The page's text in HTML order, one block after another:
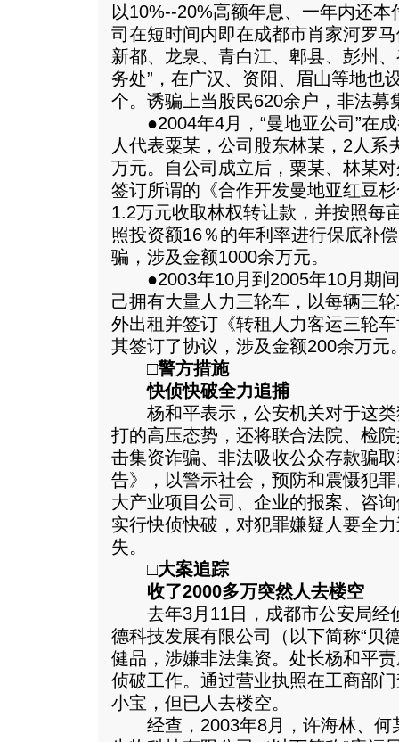
以10%--20%高额年息、一年内还
司在短时间内即在成都市肖家河罗
新都、龙泉、青白江、郫县、彭州
务处”，在广汉、资阳、眉山等地也
个。诱骗上当股民620余户，非法募
●2004年4月，“曼地亚公司”在成
人代表粟某，公司股东林某，2人系
万元。自公司成立后，粟某、林某
签订所谓的《合作开发曼地亚红豆
1.2万元收取林权转让款，并按照每
照投资额16％的年利率进行保底补
骗，涉及金额1000余万元。
●2003年10月到2005年10月期间
己拥有大量人力三轮车，以每辆三
外出租并签订《转租人力客运三轮
其签订了协议，涉及金额200余万元
□警方措施
快侦快破全力追捕
杨和平表示，公安机关对于这类
打的高压态势，还将联合法院、检
击集资诈骗、非法吸收公众存款骗
告》，以警示社会，预防和震慑犯
大产业项目公司、企业的报案、咨
实行快侦快破，对犯罪嫌疑人要全
失。
□大案追踪
收了2000多万突然人去楼空
去年3月11日，成都市公安局经
德科技发展有限公司（以下简称“贝
健品，涉嫌非法集资。处长杨和平
侦破工作。通过营业执照在工商部
小宝，但已人去楼空。
经查，2003年8月，许海林、何